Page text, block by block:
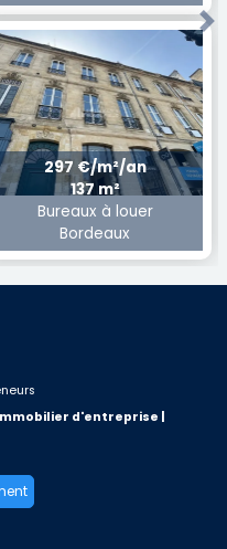
297 €/m²/an
137 m²
Bureaux à louer
Bordeaux
d'entreprise |